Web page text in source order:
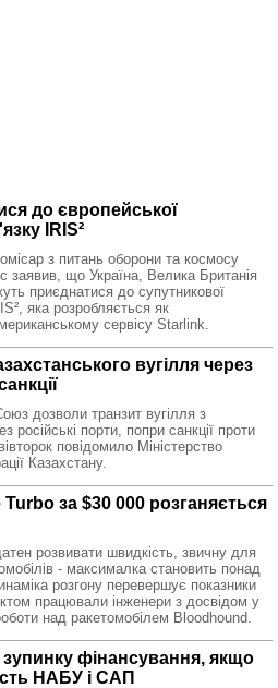
до європейської
IRIS²
з питань оборони та космосу
заявив, що Україна, Велика Британія
приєднатися до супутникової
яка розробляється як
сервісу Starlink.
вугілля через
дозволи транзит вугілля з
російські порти, попри санкції проти
повідомило Міністерство
Казахстану.
за $30 000 розганяється
розвивати швидкість, звичну для
- максималка становить понад
розгону перевершує показники
працювали інженери з досвідом у
над ракетомобілем Bloodhound.
фінансування, якщо
НАБУ і САП